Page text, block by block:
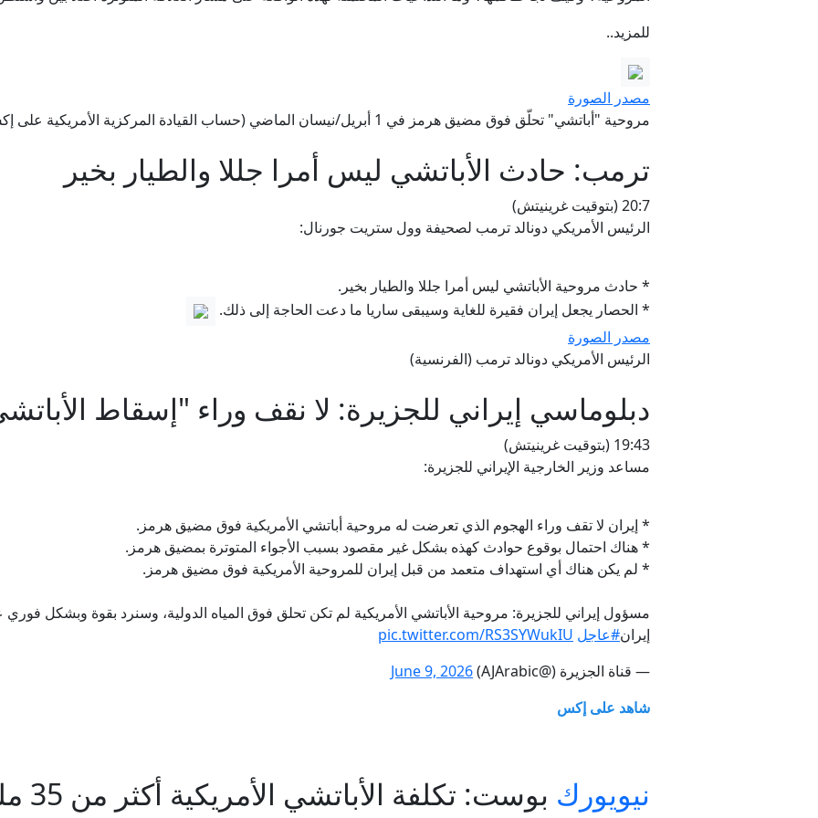
للمزيد..
مصدر الصورة
مروحية "أباتشي" تحلّق فوق مضيق هرمز في 1 أبريل/نيسان الماضي (حساب القيادة المركزية الأمريكية على إكس)
ترمب: حادث الأباتشي ليس أمرا جللا والطيار بخير
20:7 (بتوقيت غرينيتش)
الرئيس الأمريكي دونالد ترمب لصحيفة وول ستريت جورنال:
* حادث مروحية الأباتشي ليس أمرا جللا والطيار بخير.
* الحصار يجعل إيران فقيرة للغاية وسيبقى ساريا ما دعت الحاجة إلى ذلك.
مصدر الصورة
الرئيس الأمريكي دونالد ترمب (الفرنسية)
دبلوماسي إيراني للجزيرة: لا نقف وراء "إسقاط
19:43 (بتوقيت غرينيتش)
مساعد وزير الخارجية الإيراني للجزيرة:
* إيران لا تقف وراء الهجوم الذي تعرضت له مروحية أباتشي الأمريكية فوق مضيق هرمز.
* هناك احتمال بوقوع حوادث كهذه بشكل غير مقصود بسبب الأجواء المتوترة بمضيق هرمز.
* لم يكن هناك أي استهداف متعمد من قبل إيران للمروحية الأمريكية فوق مضيق هرمز.
مسؤول إيراني للجزيرة: مروحية الأباتشي الأمريكية لم تكن تحلق فوق المياه الدولية، وسنرد بقوة وبشكل
إيران#عاجل pic.twitter.com/RS3SYWukIU
— قناة الجزيرة (@AJArabic)
June 9, 2026
شاهد على إكس
نيويورك بوست: تكلفة الأباتشي الأمريكية أكثر من 35 مليون دولار